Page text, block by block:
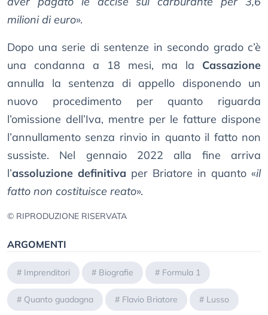
milioni di euro».
Dopo una serie di sentenze in secondo grado c’è
una condanna a 18 mesi, ma la Cassazione
annulla la sentenza di appello disponendo un
nuovo procedimento per quanto riguarda
l’omissione dell’Iva, mentre per le fatture dispone
l’annullamento senza rinvio in quanto il fatto non
sussiste. Nel gennaio 2022 alla fine arriva
l’assoluzione definitiva per Briatore in quanto «il
fatto non costituisce reato».
© RIPRODUZIONE RISERVATA
ARGOMENTI
# Imprenditori # Biografie # Formula 1
# Quanto guadagna # Flavio Briatore # Lusso